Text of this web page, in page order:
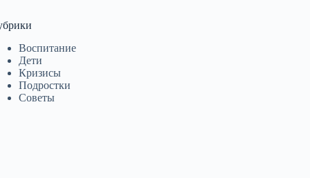
Воспитание
Дети
Кризисы
Подростки
Советы